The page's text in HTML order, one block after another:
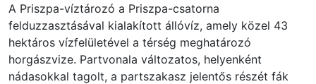
A Priszpa-víztározó a Priszpa-csatorna
felduzzasztásával kialakított állóvíz, amely közel 43
hektáros vízfelületével a térség meghatározó
horgászvize. Partvonala változatos, helyenként
nádasokkal tagolt, a partszakasz jelentős részét fák